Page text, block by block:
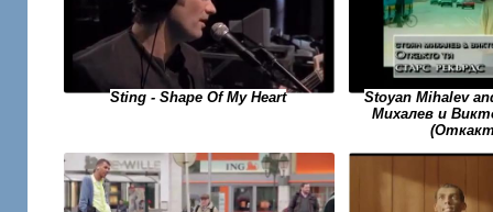
Sting - Shape Of My Heart
Stoyan Mihalev
Михалев и